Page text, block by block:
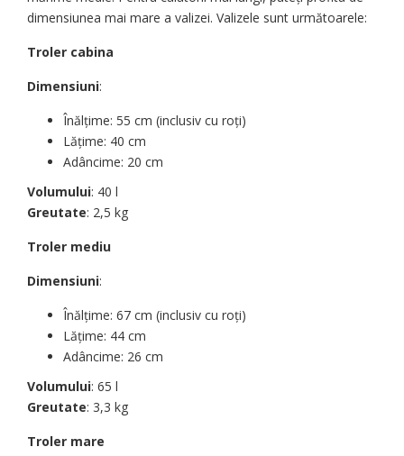
dimensiunea mai mare a valizei. Valizele sunt următoarele:
Troler cabina
Dimensiuni:
Înălțime: 55 cm (inclusiv cu roți)
Lățime: 40 cm
Adâncime: 20 cm
Volumului: 40 l
Greutate: 2,5 kg
Troler mediu
Dimensiuni:
Înălțime: 67 cm (inclusiv cu roți)
Lățime: 44 cm
Adâncime: 26 cm
Volumului: 65 l
Greutate: 3,3 kg
Troler mare